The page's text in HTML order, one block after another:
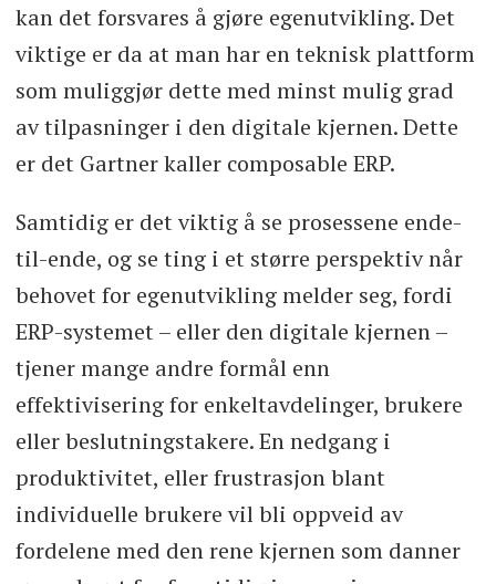
kan det forsvares å gjøre egenutvikling. Det
viktige er da at man har en teknisk plattform
som muliggjør dette med minst mulig grad
av tilpasninger i den digitale kjernen. Dette
er det Gartner kaller composable ERP.
Samtidig er det viktig å se prosessene ende-
til-ende, og se ting i et større perspektiv når
behovet for egenutvikling melder seg, fordi
ERP-systemet – eller den digitale kjernen –
tjener mange andre formål enn
effektivisering for enkeltavdelinger, brukere
eller beslutningstakere. En nedgang i
produktivitet, eller frustrasjon blant
individuelle brukere vil bli oppveid av
fordelene med den rene kjernen som danner